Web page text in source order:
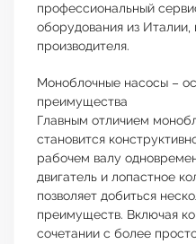
профессиональный
оборудования из Италии,
производителя.
Моноблочные насосы –
преимущества
Главным отличием
становится
рабочем валу
двигатель и лопастное
позволяет добиться
преимуществ. Включая
сочетании с более